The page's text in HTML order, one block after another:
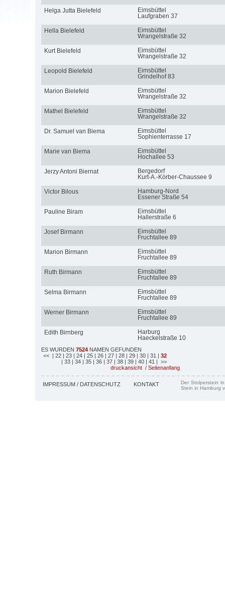
Helga Jutta Bielefeld
Eimsbüttel
Laufgraben 37
Hella Bielefeld
Eimsbüttel
Wrangelstraße 32
Kurt Bielefeld
Eimsbüttel
Wrangelstraße 32
Leopold Bielefeld
Eimsbüttel
Grindelhof 83
Marion Bielefeld
Eimsbüttel
Wrangelstraße 32
Mathel Bielefeld
Eimsbüttel
Wrangelstraße 32
Dr. Samuel van Biema
Eimsbüttel
Sophienterrasse 17
Marie van Biema
Eimsbüttel
Hochallee 53
Jerzy Antoni Biernat
Bergedorf
Kurt-A.-Körber-Chaussee 9
Victor Bilous
Hamburg-Nord
Essener Straße 54
Pauline Biram
Eimsbüttel
Hallerstraße 6
Josef Birmann
Eimsbüttel
Fruchtallee 89
Marion Birmann
Eimsbüttel
Fruchtallee 89
Ruth Birmann
Eimsbüttel
Fruchtallee 89
Selma Birmann
Eimsbüttel
Fruchtallee 89
Werner Birmann
Eimsbüttel
Fruchtallee 89
Edith Birnberg
Harburg
Haeckelstraße 10
ES WURDEN 7524 NAMEN GEFUNDEN
<< | 22 | 23 | 24 | 25 | 26 | 27 | 28 | 29 | 30 | 31 | 32
| 33 | 34 | 35 | 36 | 37 | 38 | 39 | 40 | 41 | >>
druckansicht / Seitenanfang
IMPRESSUM / DATENSCHUTZ KONTAKT
Der Stolperstein
Stein in Hamburg